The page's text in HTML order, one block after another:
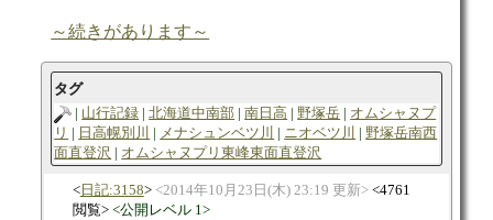
～続きがあります～
タグ
山行記録
北海道中南部 南日高 野塚岳
オムシャヌプ
リ
日高幌別川 メナシュンベツ川 ニオベツ川
野塚岳南西
面直登沢
オムシャヌプリ東峰東面直登沢
日記:3158 2014年10月23日(木) 23:19 更新
4761
閲覧
公開レベル 1